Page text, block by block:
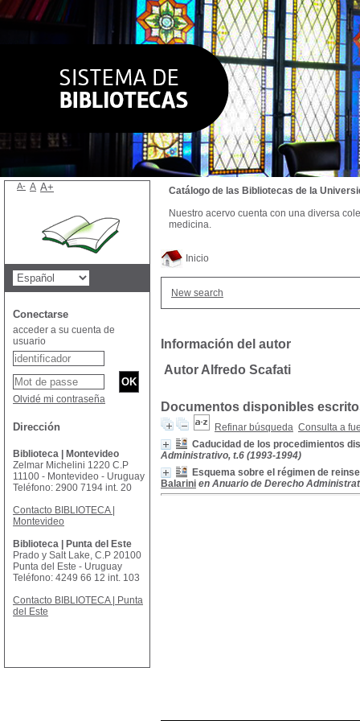
Inicio
New search
Información del autor
Autor Alfredo Scafati
Documentos disponibles
Refinar búsqueda Consulta a
Caducidad de los procedimientos
Administrativo, t.6 (1993-1994)
Esquema sobre el régimen de
Balarini en Anuario de Derecho
Catálogo de las Bibliotecas de la
Nuestro acervo cuenta con una diversa
medicina.
A- A A+
Conectarse
acceder a su cuenta de
usuario
Olvidé mi contraseña
Dirección
Biblioteca | Montevideo
Zelmar Michelini 1220 C.P
11100 - Montevideo - Uruguay
Teléfono: 2900 7194 int. 20
Contacto BIBLIOTECA |
Montevideo
Biblioteca | Punta del Este
Prado y Salt Lake, C.P 20100
Punta del Este - Uruguay
Teléfono: 4249 66 12 int. 103
Contacto BIBLIOTECA | Punta
del Este